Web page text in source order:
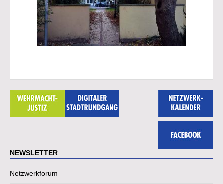
NEWSLETTER
Netzwerkforum